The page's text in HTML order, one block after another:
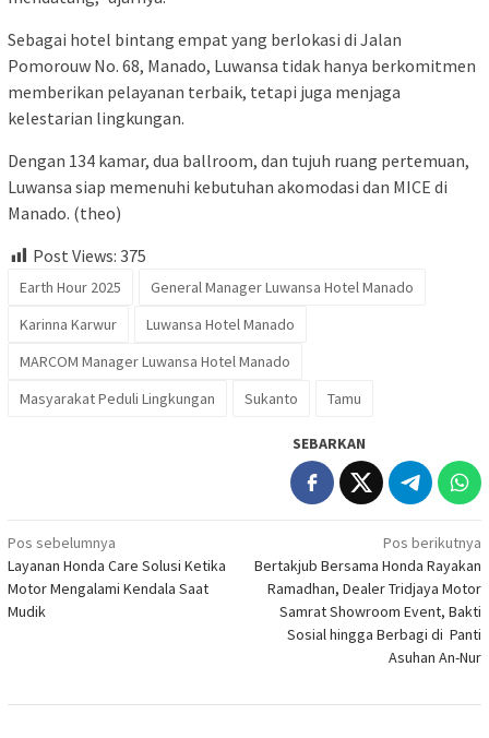
Sebagai hotel bintang empat yang berlokasi di Jalan
Pomorouw No. 68, Manado, Luwansa tidak hanya berkomitmen
memberikan pelayanan terbaik, tetapi juga menjaga
kelestarian lingkungan.
Dengan 134 kamar, dua ballroom, dan tujuh ruang pertemuan,
Luwansa siap memenuhi kebutuhan akomodasi dan MICE di
Manado. (theo)
Post Views: 375
Earth Hour 2025
General Manager Luwansa Hotel Manado
Karinna Karwur
Luwansa Hotel Manado
MARCOM Manager Luwansa Hotel Manado
Masyarakat Peduli Lingkungan
Sukanto Tamu
SEBARKAN
Navigasi
pos
Pos sebelumnya
Layanan Honda Care Solusi Ketika
Motor Mengalami Kendala Saat
Mudik
Pos berikutnya
Bertakjub Bersama Honda Rayakan
Ramadhan, Dealer Tridjaya Motor
Samrat Showroom Event, Bakti
Sosial hingga Berbagi di Panti
Asuhan An-Nur